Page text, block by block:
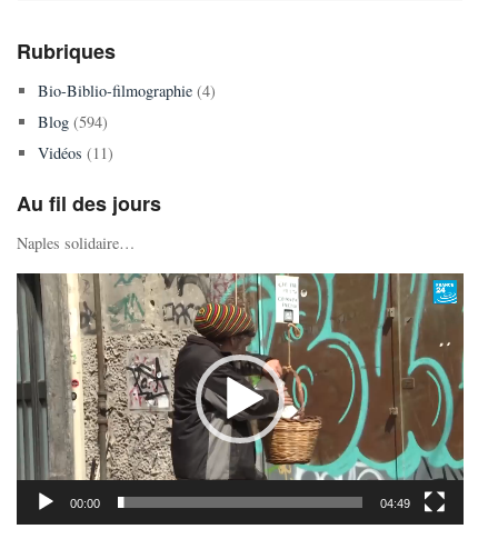
Rubriques
Bio-Biblio-filmographie(4)
Blog(594)
Vidéos (11)
Au fil des jours
Naples solidaire…
Lecteur
vidéo
00:00 04:49